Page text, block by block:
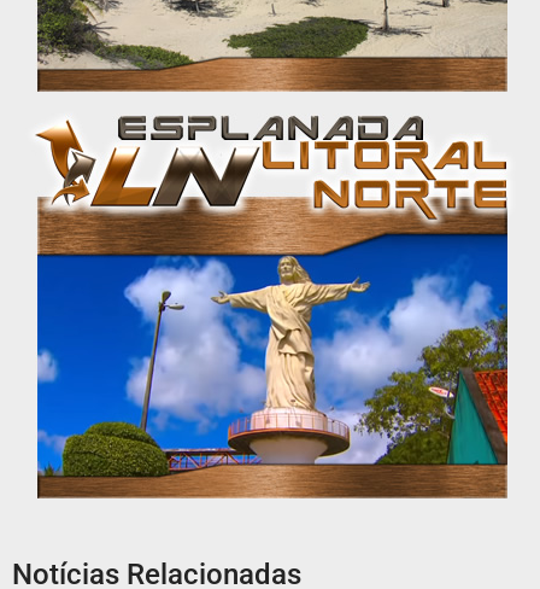
Notícias Relacionadas